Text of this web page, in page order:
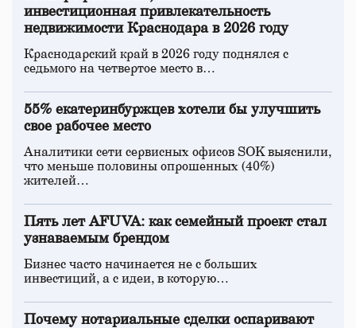
инвестиционная привлекательность
недвижимости Краснодара в 2026 году
Краснодарский край в 2026 году поднялся с
седьмого на четвертое место в…
55% екатеринбуржцев хотели бы улучшить
свое рабочее место
Аналитики сети сервисных офисов SOK выяснили,
что меньше половины опрошенных (40%)
жителей…
Пять лет AFUVA: как семейный проект стал
узнаваемым брендом
Бизнес часто начинается не с больших
инвестиций, а с идеи, в которую…
Почему нотариальные сделки оспаривают